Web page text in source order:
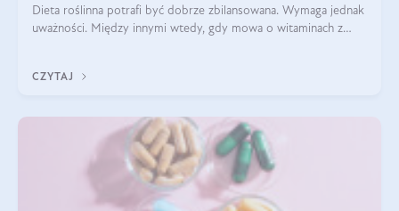
Dieta roślinna potrafi być dobrze zbilansowana. Wymaga jednak
uważności. Między innymi wtedy, gdy mowa o witaminach z
CZYTAJ